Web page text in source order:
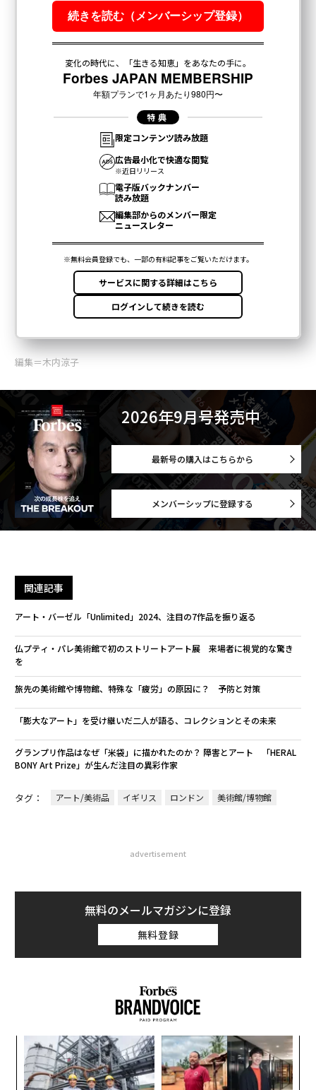
編集＝木内涼子
2026年9月号発売中
最新号の購入はこちらから
メンバーシップに登録する
関連記事
アート・バーゼル「Unlimited」2024、注目の7作品を振り返る
仏プティ・パレ美術館で初のストリートアート展 来場者に視覚的な驚き
を
旅先の美術館や博物館、特殊な「疲労」の原因に？ 予防と対策
「膨大なアート」を受け継いだ二人が語る、コレクションとその未来
グランプリ作品はなぜ「米袋」に描かれたのか？ 障害とアート 「HERAL
BONY Art Prize」が生んだ注目の異彩作家
タグ： アート/美術品 イギリス ロンドン 美術館/博物館
advertisement
無料のメールマガジンに登録
無料登録